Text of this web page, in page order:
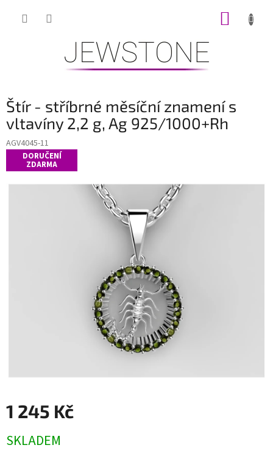
Štír - stříbrné měsíční znamení s
vltavíny 2,2 g, Ag 925/1000+Rh
AGV4045-11
DORUČENÍ
ZDARMA
1 245 Kč
cena:
SKLADEM